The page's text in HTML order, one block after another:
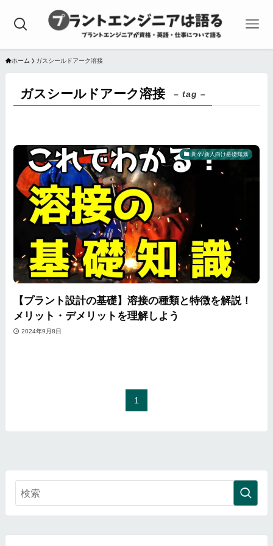
ホーム ガスシールドアーク溶接
ガスシールドアーク溶接 – tag –
新卒/新人向け基礎知識
【プラント設計の基礎】溶接の種類と特徴を解説！
メリット・デメリットを理解しよう
2024年9月8日
1